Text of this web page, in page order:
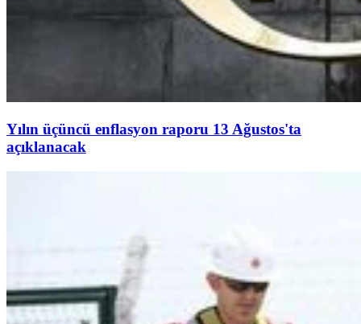
Yılın üçüncü enflasyon raporu 13 Ağustos'ta
açıklanacak